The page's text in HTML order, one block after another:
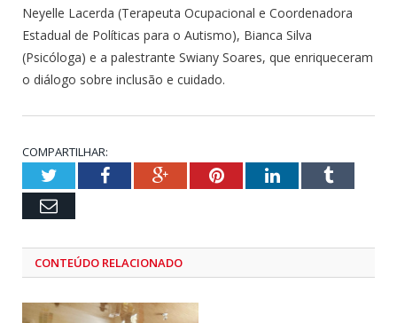
Neyelle Lacerda (Terapeuta Ocupacional e Coordenadora
Estadual de Políticas para o Autismo), Bianca Silva
(Psicóloga) e a palestrante Swiany Soares, que enriqueceram
o diálogo sobre inclusão e cuidado.
COMPARTILHAR:
TwitterFacebookGoogle+PinterestLinkedInTumblr
Email
CONTEÚDO RELACIONADO